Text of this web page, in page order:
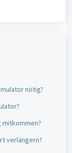
nötig?
mitkommen?
verlängern?